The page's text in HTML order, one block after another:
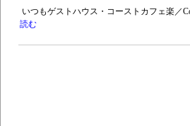
いつもゲストハウス・コーストカフェ楽／
読む